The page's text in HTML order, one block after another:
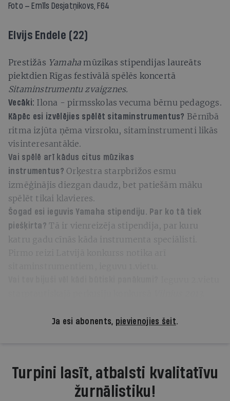
Foto — Emīls Desjatņikovs, F64
Elvijs Endele (22)
Prestižās Yamaha mūzikas stipendijas laureāts
piektdien Rīgas festivālā spēlēs koncertā
Sitaminstrumentu zvaigznes.
Vecāki: Ilona - pirmsskolas vecuma bērnu pedagogs.
Kāpēc esi izvēlējies spēlēt sitaminstrumentus? Bērnībā
ritma izjūta ņēma virsroku, sitaminstrumenti likās
visinteresantākie.
Vai spēlē arī kādus citus mūzikas
instrumentus? Orķestra starpbrīžos esmu
izmēģinājis diezgan daudz, bet patiešām māku
spēlēt tikai klavieres.
Šogad esi ieguvis Yamaha stipendiju. Par ko tā tiek
piešķirta? Tā ir vienreizēja stipendija, par kuru
katru gadu cīnās kāda instrumenta speciālisti.
Ja esi abonents, pievienojies šeit.
Turpini lasīt, atbalsti kvalitatīvu
žurnālistiku!